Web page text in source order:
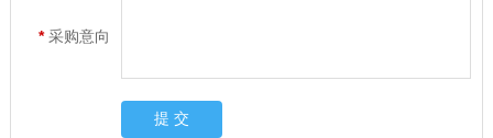
*采购意向